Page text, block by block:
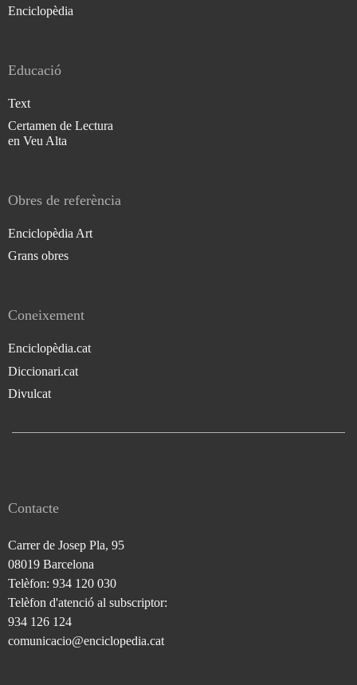
Enciclopèdia
Educació
Text
Certamen de Lectura
en Veu Alta
Obres de referència
Enciclopèdia Art
Grans obres
Coneixement
Enciclopèdia.cat
Diccionari.cat
Divulcat
Contacte
Carrer de Josep Pla, 95
08019 Barcelona
Telèfon: 934 120 030
Telèfon d'atenció al subscriptor:
934 126 124
comunicacio@enciclopedia.cat